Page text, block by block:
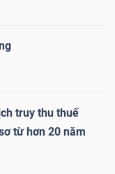
truy thu thuế
từ hơn 20 năm